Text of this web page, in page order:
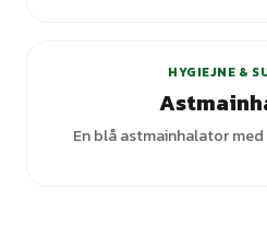
HYGIEJNE &
En blå astmainhalator